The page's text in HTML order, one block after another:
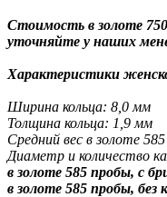
Стоимость в золоте
уточняйте у наших
Характеристики
Ширина кольца: 8,0 мм
Толщина кольца: 1,9 мм
Средний вес в золоте
Диаметр и количество
в золоте 585 пробы, с
в золоте 585 пробы, без